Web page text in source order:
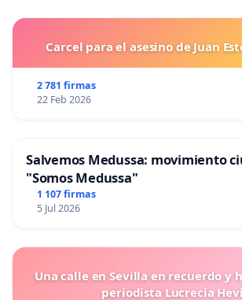
Carcel para el asesino de Juan
2 781 firmas
22 Feb 2026
Salvemos Medussa: movimiento
"Somos Medussa"
1 107 firmas
5 Jul 2026
Una calle en Sevilla en recuerdo y
periodista Lucrecia